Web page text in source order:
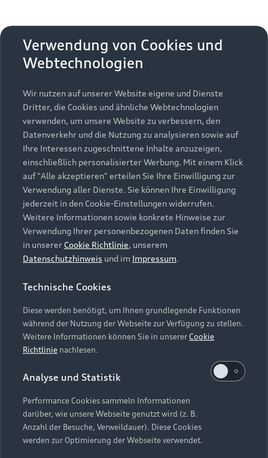
Zurück nach oben
Modelle
Alle Modelle
Modelle vergleichen
Elektromodelle
Plug-in-Hybride
Kaufen & leasen
Neuwagensuche
Gebrauchtwagensuche
Gebrauchtwagen
Finanzierung
Aktionen & Angebote
Geschäftskunden
Service & Zubehör
Saisonale Angebote
Audi Services
Garantie
Audi digital services
myAudi
Support
Kundenservice
Händlersuche
Audi Code
Online-Terminvereinbarung
Servicekontakt
Vertrag widerrufen
Über Audi
Unternehmen
Karriere
Investor Relations
Presse & Media Center
Datenschutz
Audi erleben
Newsletter
Impressum Rechtliches
Hinweisgebersystem
Datenschutzinformation
Cookie-Einstellungen
Cookie-Richtlinie
Barrierefreiheit
Hinweis: Die aktuelle Darstellung und Anordnung der
Embleme am Fahrzeug bei allen Abbildungen auf dieser
Webseite kann abweichen.
Verwendung von Cookies und
Webtechnologien
Wir nutzen auf unserer Website eigene und Dienste
Dritter, die Cookies und ähnliche Webtechnologien
verwenden, um unsere Website zu verbessern, den
Datenverkehr und die Nutzung zu analysieren sowie auf
Ihre Interessen zugeschnittene Inhalte anzuzeigen,
einschließlich personalisierter Werbung. Mit einem Klick
auf "Alle akzeptieren" erteilen Sie Ihre Einwilligung zur
Verwendung aller Dienste. Sie können Ihre Einwilligung
jederzeit in den Cookie-Einstellungen widerrufen.
Weitere Informationen sowie konkrete Hinweise zur
Verwendung Ihrer personenbezogenen Daten finden Sie
in unserer Cookie Richtlinie, unserem
Datenschutzhinweis und im Impressum.
Technische Cookies
Diese werden benötigt, um Ihnen grundlegende Funktionen
während der Nutzung der Webseite zur Verfügung zu stellen.
Weitere Informationen können Sie in unsererCookie
Richtlinie nachlesen.
Analyse und Statistik
Performance Cookies sammeln Informationen
darüber, wie unsere Webseite genutzt wird (z. B.
Anzahl der Besuche, Verweildauer). Diese Cookies
werden zur Optimierung der Webseite verwendet.